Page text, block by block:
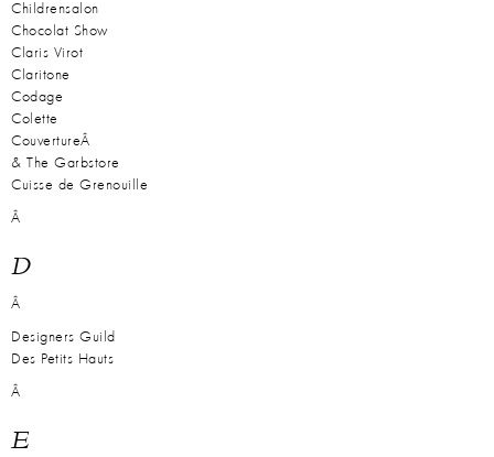
Childrensalon
Chocolat Show
Claris Virot
Claritone
Codage
Colette
CouvertureÂ
& The Garbstore
Cuisse de Grenouille
Â
D
Â
Designers Guild
Des Petits Hauts
Â
E